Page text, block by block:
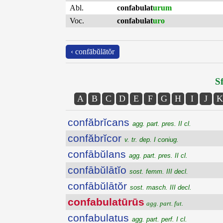
Abl. confabulaturum
Voc.
confabulaturo
‹ confābŭlātŏr
A B C D E F G H I J K
confăbrĭcans agg. part. pres. II cl.
confăbrĭcor v. tr. dep. I coniug.
confābŭlans agg. part. pres. II cl.
confābŭlātĭo sost. femm. III decl.
confābŭlātŏr sost. masch. III decl.
confabulatūrūs agg. part. fut.
confabulatus agg. part. perf. I cl.